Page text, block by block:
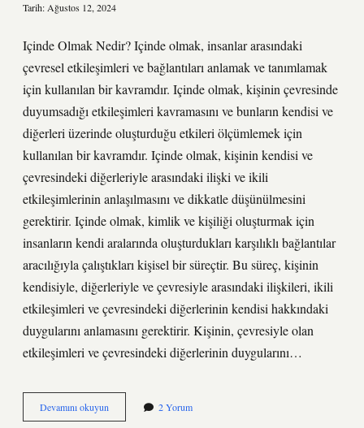
Tarih: Ağustos 12, 2024
Içinde Olmak Nedir? Içinde olmak, insanlar arasındaki
çevresel etkileşimleri ve bağlantıları anlamak ve tanımlamak
için kullanılan bir kavramdır. Içinde olmak, kişinin çevresinde
duyumsadığı etkileşimleri kavramasını ve bunların kendisi ve
diğerleri üzerinde oluşturduğu etkileri ölçümlemek için
kullanılan bir kavramdır. Içinde olmak, kişinin kendisi ve
çevresindeki diğerleriyle arasındaki ilişki ve ikili
etkileşimlerinin anlaşılmasını ve dikkatle düşünülmesini
gerektirir. Içinde olmak, kimlik ve kişiliği oluşturmak için
insanların kendi aralarında oluşturdukları karşılıklı bağlantılar
aracılığıyla çalıştıkları kişisel bir süreçtir. Bu süreç, kişinin
kendisiyle, diğerleriyle ve çevresiyle arasındaki ilişkileri, ikili
etkileşimleri ve çevresindeki diğerlerinin kendisi hakkındaki
duygularını anlamasını gerektirir. Kişinin, çevresiyle olan
etkileşimleri ve çevresindeki diğerlerinin duygularını…
Devamını okuyun
olmak
2 Yorum